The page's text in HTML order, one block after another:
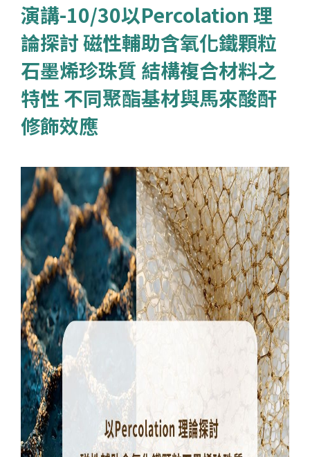
演講-10/30以Percolation 理
論探討 磁性輔助含氧化鐵顆粒
石墨烯珍珠質 結構複合材料之
特性 不同聚酯基材與馬來酸酐
修飾效應